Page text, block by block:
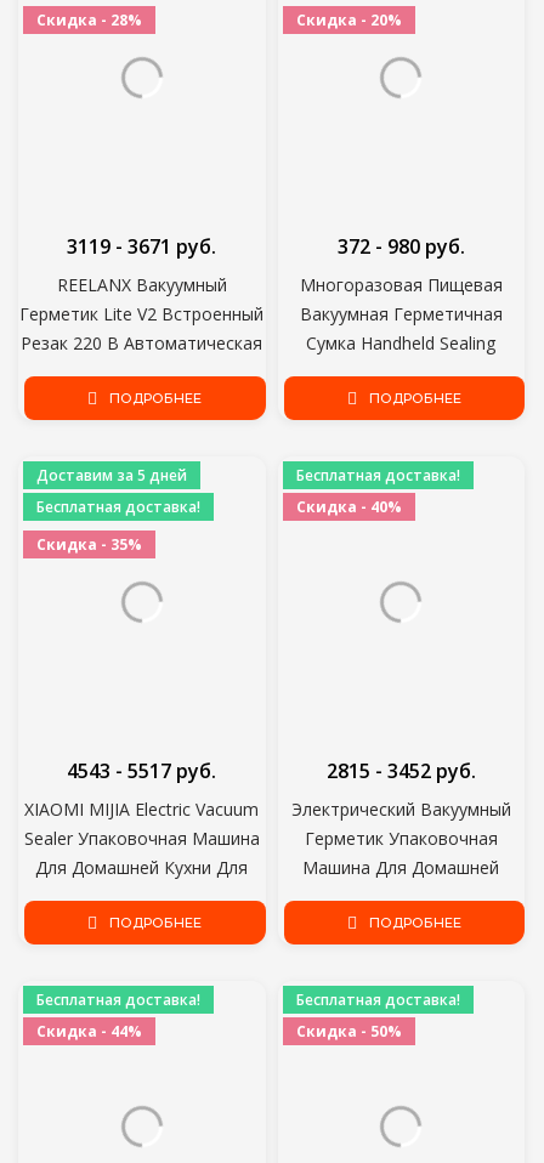
Скидка - 28%
REELANX Вакуумный
Герметик Lite V2 Встроенный
Резак 220 В Автоматическая
Упаковочная Машина для
пищевых продуктов 10
Вакуумный Упаковщик для
Кухни
3119 - 3671 руб.
ПОДРОБНЕЕ
Скидка - 20%
Многоразовая Пищевая
Вакуумная Герметичная
Сумка Handheld Sealing
Packaging Machine Kitchen
Ziplock Packaging Eco Friendly
372 - 980 руб.
ПОДРОБНЕЕ
Доставим за 5 дней
Бесплатная доставка!
Скидка - 35%
XIAOMI MIJIA Electric Vacuum
Sealer Упаковочная Машина
Для Домашней Кухни Для
Герметизации Свежей
Упаковочной Машины Для
Продуктов
4543 - 5517 руб.
ПОДРОБНЕЕ
Бесплатная доставка!
Скидка - 40%
Электрический Вакуумный
Герметик Упаковочная
Машина Для Домашней
Кухни В Том Числе 10 шт.
2815 - 3452 руб.
ПОДРОБНЕЕ
Бесплатная доставка!
Скидка - 44%
Бесплатная доставка!
Скидка - 50%